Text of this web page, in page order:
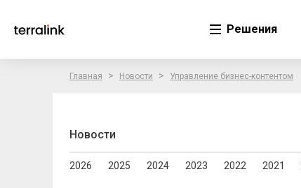
Решения
Главная > Новости > Управление бизнес-контентом
Новости
2026 2025 2024 2023 2022 2021